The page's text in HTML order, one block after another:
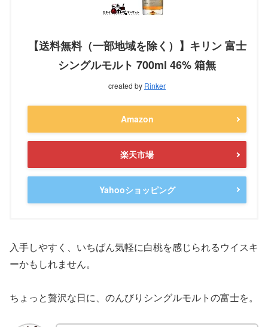
【送料無料（一部地域を除く）】キリン 富士
シングルモルト 700ml 46% 箱無
created by Rinker
Amazon
楽天市場
Yahooショッピング
入手しやすく、いちばん気軽に白桃を感じられるウイスキ
ーかもしれません。
ちょっと贅沢な日に、のんびりシングルモルトの富士を。